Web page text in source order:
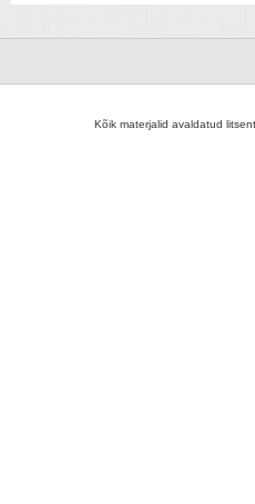
Kõik materjalid avaldatud